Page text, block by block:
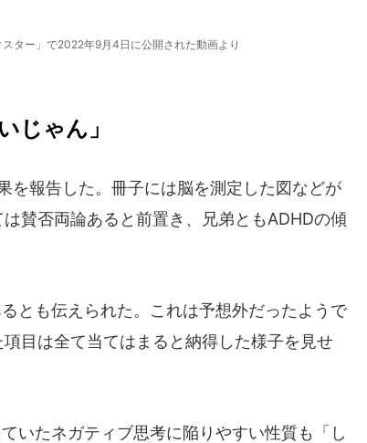
ター」で2022年9月4日に公開された動画より
じゃん」
報告した。冊子には脳を測定した図などが
賛否両論あると前置き、兄弟ともADHDの傾
とも伝えられた。これは予想外だったようで
目は全て当てはまると納得した様子を見せ
いたネガティブ思考に陥りやすい性質も「し